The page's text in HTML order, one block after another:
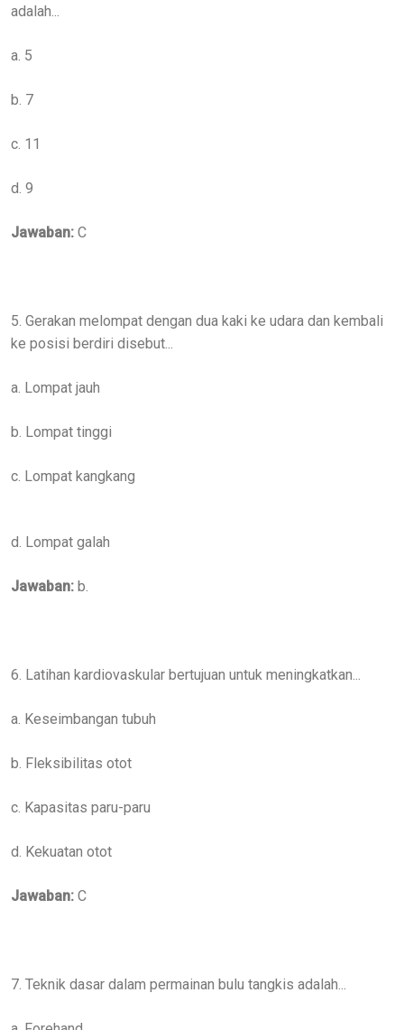
adalah...
a. 5
b. 7
c. 11
d. 9
Jawaban: C
5. Gerakan melompat dengan dua kaki ke udara dan kembali
ke posisi berdiri disebut...
a. Lompat jauh
b. Lompat tinggi
c. Lompat kangkang
d. Lompat galah
Jawaban: b.
6. Latihan kardiovaskular bertujuan untuk meningkatkan...
a. Keseimbangan tubuh
b. Fleksibilitas otot
c. Kapasitas paru-paru
d. Kekuatan otot
Jawaban: C
7. Teknik dasar dalam permainan bulu tangkis adalah...